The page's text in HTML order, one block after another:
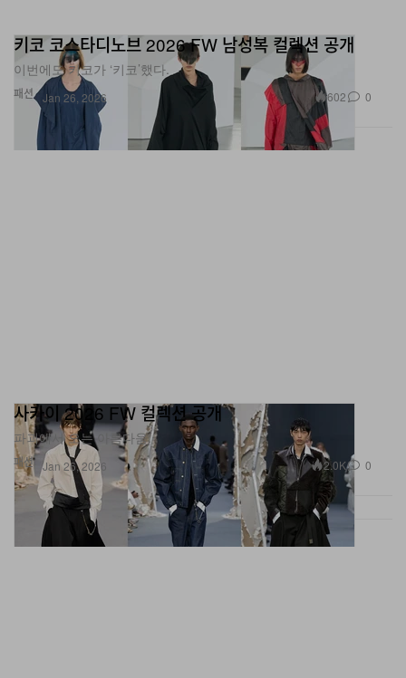
패션
키코 코스타디노브 2026 FW 남성복 컬렉션 공개
이번에도 키코가 ‘키코’했다.
Jan 26, 2026 602 0
패션
사카이 2026 FW 컬렉션 공개
파괴에서 오는 아름다움.
Jan 26, 2026 2.0K 0